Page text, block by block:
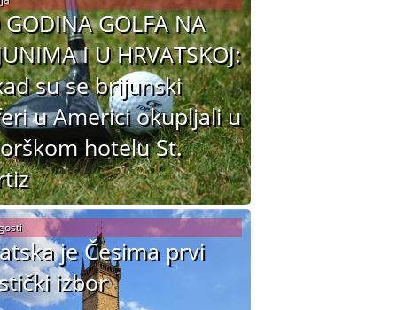
GOLFA NA
I U HRVATSKOJ:
su se brijunski
u Americi okupljali u
hotelu St.
je Česima prvi
izbor